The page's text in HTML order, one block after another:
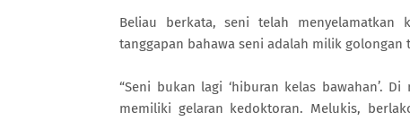
Beliau berkata, seni telah menyelamatkan
tanggapan bahawa seni adalah milik golongan
“Seni bukan lagi ‘hiburan kelas bawahan’.
memiliki gelaran kedoktoran. Melukis,